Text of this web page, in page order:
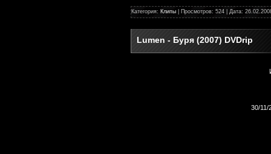
Категория: Клипы | Просмотров: 524 | Дата:
Lumen - Буря (2007) DVDrip
30/11/